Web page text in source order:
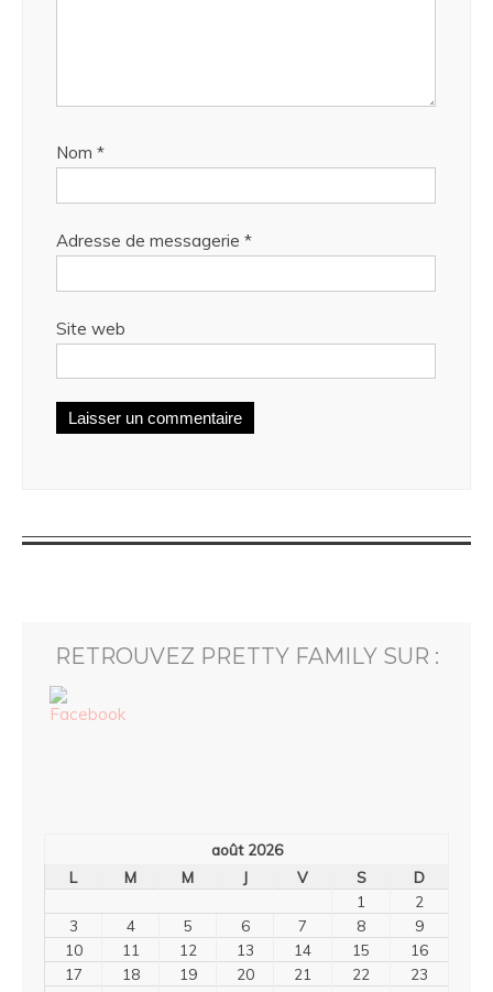
Nom *
Adresse de messagerie *
Site web
RETROUVEZ PRETTY FAMILY SUR :
août 2026
L
M M J V S
D
1
2
3
4 5 6 7 8
9
10
11 12 13 14 15
16
17
18 19 20 21 22
23